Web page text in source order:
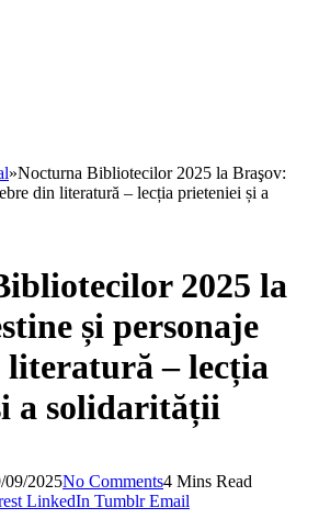
»Nocturna Bibliotecilor 2025 la Braşov:
din literatură – lecția prieteniei și a
2025 la
și personaje
literatură – lecția
a solidarității
09/2025No Comments4 Mins Read
LinkedIn Tumblr Email